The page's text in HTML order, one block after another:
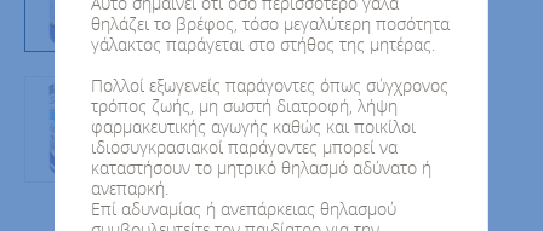
θηλάζει το βρέφος, τόσο μεγαλύτερη ποσότητα
γάλακτος παράγεται στο στήθος της μητέρας.
Πολλοί εξωγενείς παράγοντες όπως σύγχρονος
τρόπος ζωής, μη σωστή διατροφή, λήψη
φαρμακευτικής αγωγής καθώς και ποικίλοι
ιδιοσυγκρασιακοί παράγοντες μπορεί να
καταστήσουν το μητρικό θηλασμό αδύνατο ή
ανεπαρκή.
Επί αδυναμίας ή ανεπάρκειας θηλασμού